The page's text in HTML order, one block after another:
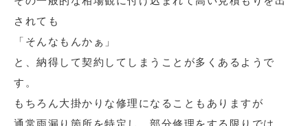
されても
「そんなもんかぁ」
と、納得して契約してしまうことが多くあるようで
す。
もちろん大掛かりな修理になることもありますが
通常雨漏り箇所を特定し、部分修理をする限りでは、